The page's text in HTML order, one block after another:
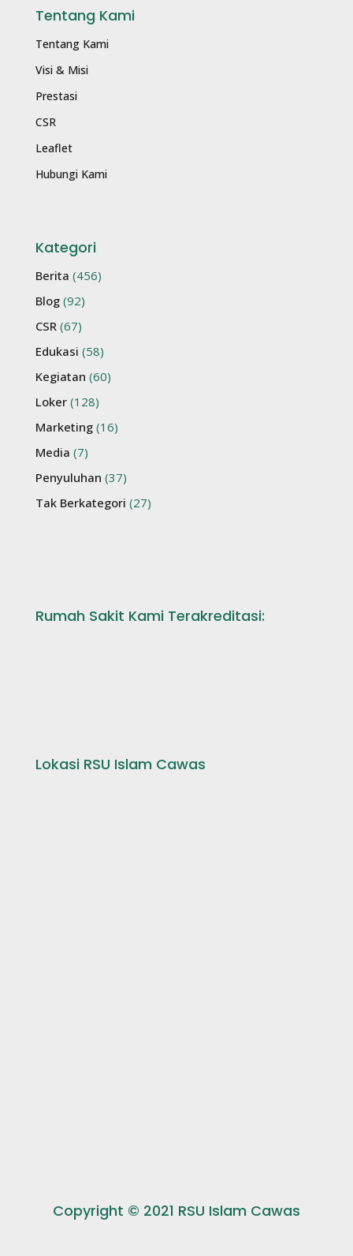
Tentang Kami
Tentang Kami
Visi & Misi
Prestasi
CSR
Leaflet
Hubungi Kami
Kategori
Berita (456)
Blog (92)
CSR (67)
Edukasi (58)
Kegiatan (60)
Loker (128)
Marketing (16)
Media (7)
Penyuluhan (37)
Tak Berkategori (27)
Rumah Sakit Kami Terakreditasi:
Lokasi RSU Islam Cawas
Copyright © 2021 RSU Islam Cawas